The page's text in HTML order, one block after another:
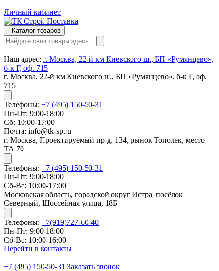
Личный кабинет
Каталог товаров
Наш адрес: г. Москва, 22-й км Киевского ш., БП «Румянцево»,
б-к Г, оф. 715
г. Москва, 22-й км Киевского ш., БП «Румянцево», б-к Г, оф.
715
Телефоны: +7 (495) 150-50-31
Пн-Пт: 9:00-18:00
Сб: 10:00-17:00
Почта: info@tk-sp.ru
г. Москва, Проектируемый пр-д. 134, рынок Тополек, место
ТА 70
Телефоны: +7 (495) 150-50-31
Пн-Пт: 9:00-18:00
Сб-Вс: 10:00-17:00
Московская область, городской округ Истра, посёлок
Северный, Шоссейная улица, 18Б
Телефоны: +7(919)727-60-40
Пн-Пт: 9:00-18:00
Сб-Вс: 10:00-16:00
Перейти в контакты
+7 (495) 150-50-31 Заказать звонок